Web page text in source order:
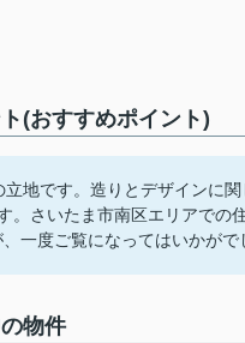
(おすすめポイント)
地です。造りとデザインに
。さいたま市南区エリアで
一度ご覧になってはいかがで
物件